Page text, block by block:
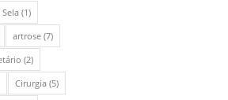
(1)
artrose(7)
(2)
Cirurgia(5)